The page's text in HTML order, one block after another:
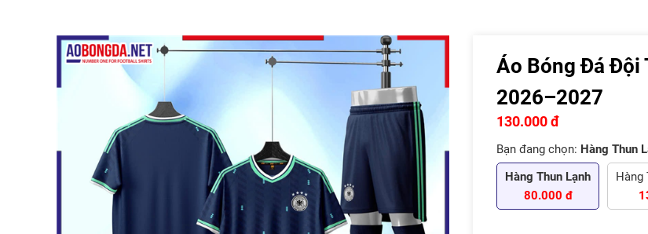
Áo Bóng Đá Đội
2026–2027
130.000 đ
Bạn đang chọn: Hàng Thun
Hàng Thun Lạnh
80.000 đ
Hàng